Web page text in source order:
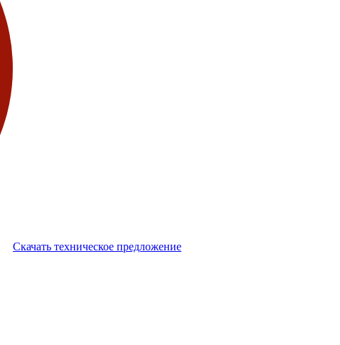
Скачать техническое предложение